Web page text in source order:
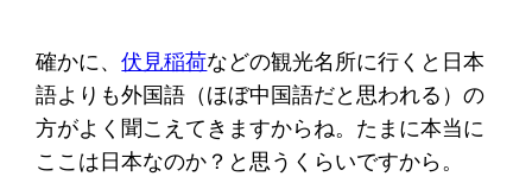
確かに、伏見稲荷などの観光名所に行くと日本
語よりも外国語（ほぼ中国語だと思われる）の
方がよく聞こえてきますからね。たまに本当に
ここは日本なのか？と思うくらいですから。